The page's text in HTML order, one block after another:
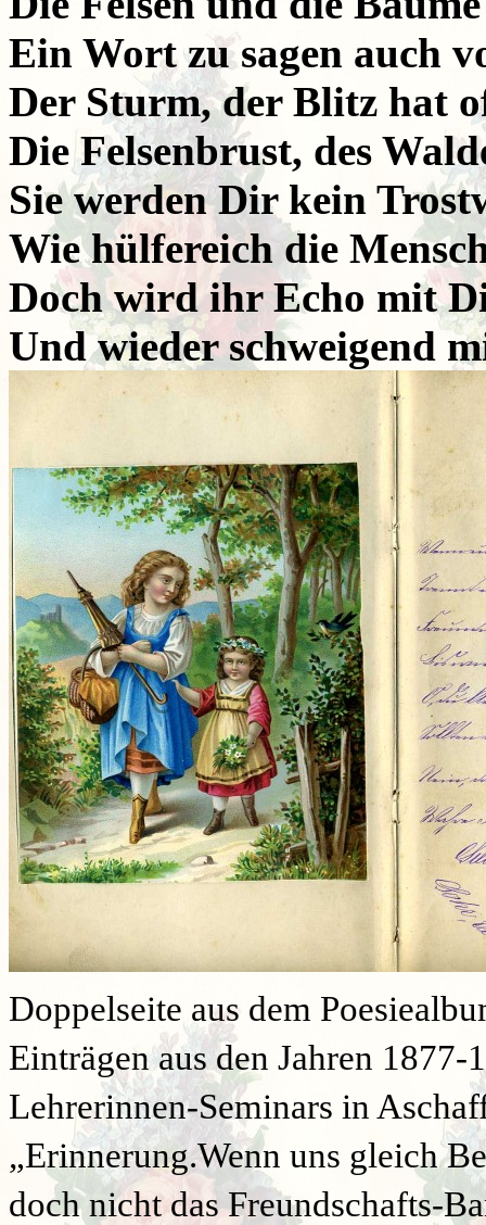
Ein Wort zu sagen auch
Der Sturm, der Blitz hat
Die Felsenbrust, des
Sie werden Dir kein
Wie hülfereich die
Doch wird ihr Echo mit
Und wieder schweigend
Doppelseite aus dem
Einträgen aus den Jahren
Lehrerinnen-Seminars in
„Erinnerung.Wenn uns gleich
doch nicht das Freundschafts-